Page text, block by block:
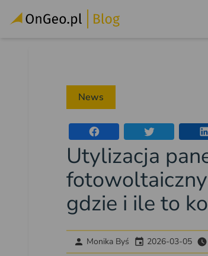
News
Utylizacja
gdzie i ile to
Monika Byś 2026-03-05